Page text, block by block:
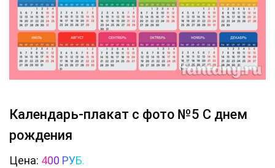
Календарь-плакат с фото №5 С днем
рождения
Цена: 400 РУБ.